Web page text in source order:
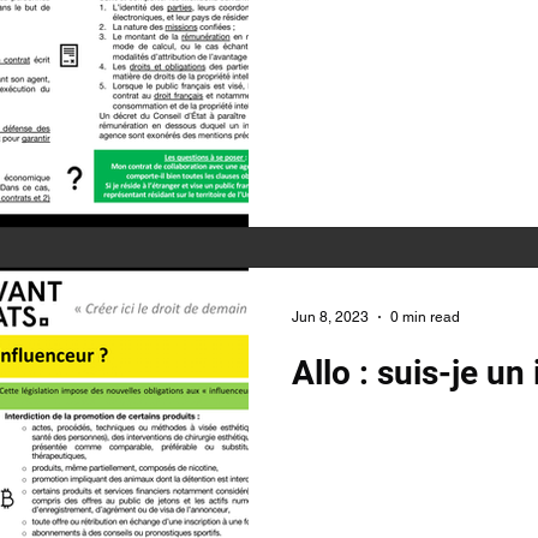
Allo : suis-je un
Jun 8, 2023 0 min read